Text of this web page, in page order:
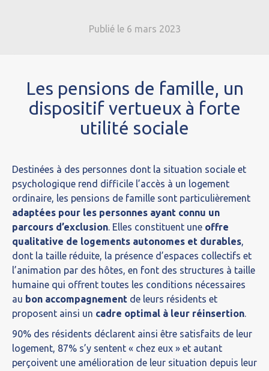
Publié le 6 mars 2023
Les pensions de famille, un
dispositif vertueux à forte
utilité sociale
Destinées à des personnes dont la situation sociale et
psychologique rend difficile l’accès à un logement
ordinaire, les pensions de famille sont particulièrement
adaptées pour les personnes ayant connu un
parcours d’exclusion. Elles constituent une offre
qualitative de logements autonomes et durables,
dont la taille réduite, la présence d’espaces collectifs et
l’animation par des hôtes, en font des structures à taille
humaine qui offrent toutes les conditions nécessaires
au bon accompagnement de leurs résidents et
proposent ainsi un cadre optimal à leur réinsertion.
90% des résidents déclarent ainsi être satisfaits de leur
logement, 87% s’y sentent « chez eux » et autant
perçoivent une amélioration de leur situation depuis leur